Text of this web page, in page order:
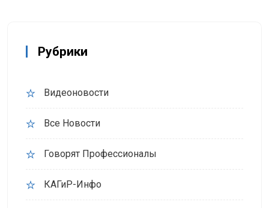
Рубрики
Видеоновости
Все Новости
Говорят Профессионалы
КАГиР-Инфо